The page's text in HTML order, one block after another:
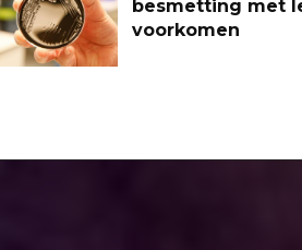
besmetting met
voorkomen